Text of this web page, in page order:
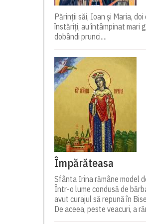
Părinții săi, Ioan și Maria, doi
înstăriți, au întâmpinat mari
dobândi prunci....
Împărăteasa
Sfânta Irina rămâne model
Într-o lume condusă de
avut curajul să repună în
De aceea, peste veacuri, a